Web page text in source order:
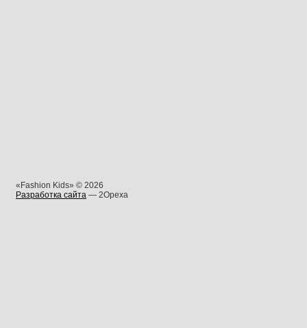
«Fashion Kids» © 2026
Разработка сайта — 2Opexa